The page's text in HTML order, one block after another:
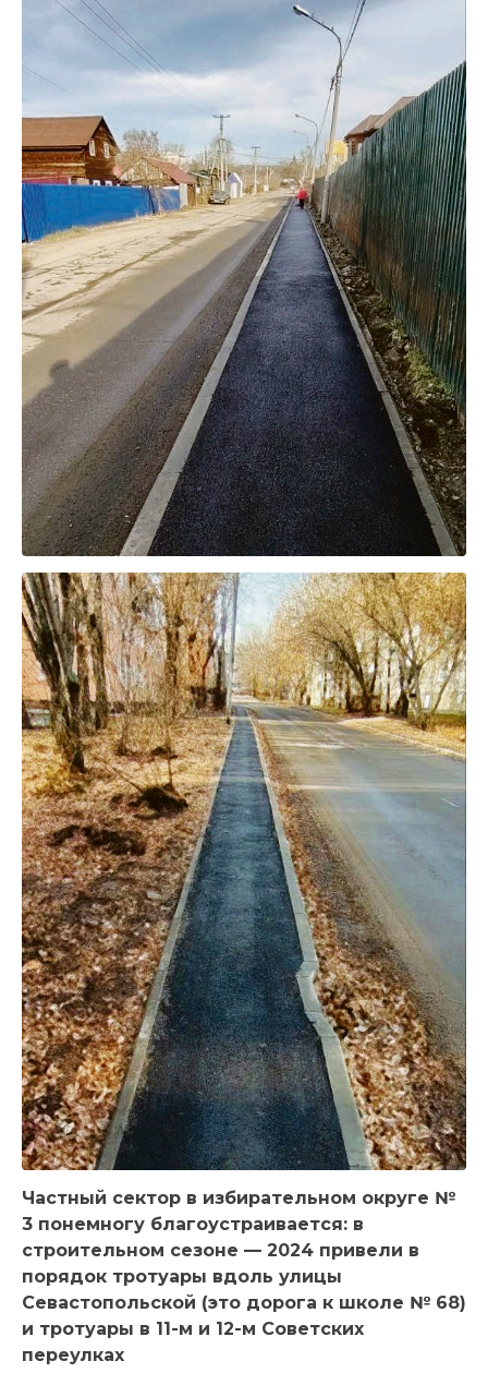
Частный сектор в избирательном округе №
3 понемногу благоустраивается: в
строительном сезоне — 2024 привели в
порядок тротуары вдоль улицы
Севастопольской (это дорога к школе № 68)
и тротуары в 11-м и 12-м Советских
переулках